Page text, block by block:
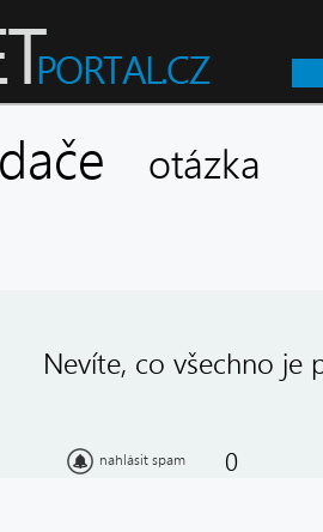
otázka
Nevíte, co všechno je
nahlásit spam 0